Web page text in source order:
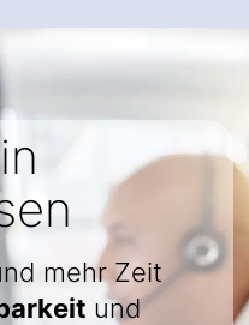
mehr Zeit
und